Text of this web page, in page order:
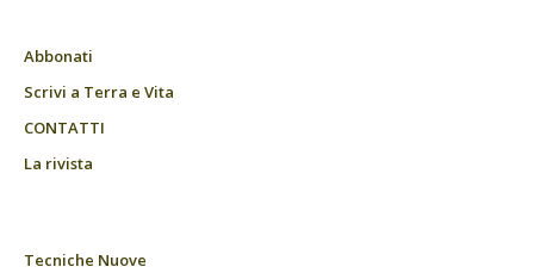
Abbonati
Scrivi a Terra e Vita
CONTATTI
La rivista
Tecniche Nuove